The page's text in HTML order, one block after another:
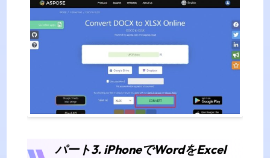
パート3. iPhoneでWordをExcel